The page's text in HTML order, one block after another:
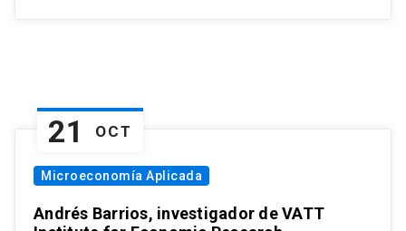
21 OCT
Microeconomía Aplicada
Andrés Barrios, investigador de VATT